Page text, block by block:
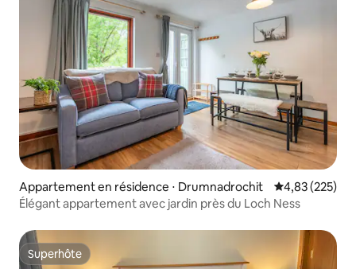
Appartement en résidence ⋅ Drumnadrochit Évaluation
4,83 (225)
Élégant appartement avec jardin près du Loch Ness
Superhôte
Superhôte